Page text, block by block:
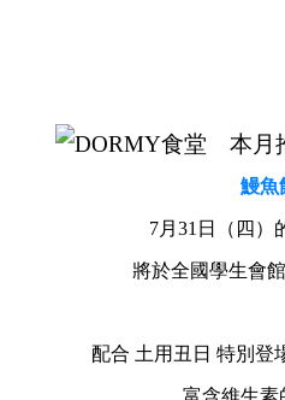
鰻魚
7月31日（四）
將於全國學生會館
配合 土用丑日 特別登
富含維生素